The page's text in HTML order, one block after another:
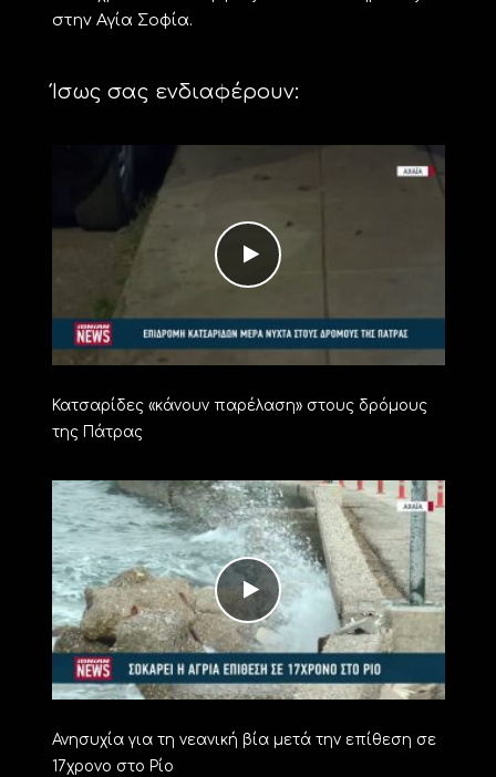
στην Αγία Σοφία.
Ίσως σας ενδιαφέρουν:
Κατσαρίδες «κάνουν παρέλαση» στους δρόμους
της Πάτρας
Ανησυχία για τη νεανική βία μετά την επίθεση σε
17χρονο στο Ρίο